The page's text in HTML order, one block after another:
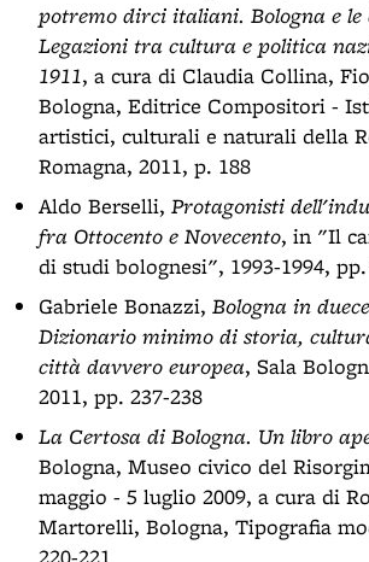
potremo dirci italiani. Bologna e le
Legazioni tra cultura e politica
1911, a cura di Claudia Collina,
Bologna, Editrice Compositori -
artistici, culturali e naturali della
Romagna, 2011, p. 188
Aldo Berselli, Protagonisti
fra Ottocento e Novecento, in "Il
di studi bolognesi", 1993-1994, pp.
Gabriele Bonazzi, Bologna in
Dizionario minimo di storia,
città davvero europea, Sala
2011, pp. 237-238
La Certosa di Bologna. Un libro
Bologna, Museo civico del
maggio - 5 luglio 2009, a cura di
Martorelli, Bologna, Tipografia